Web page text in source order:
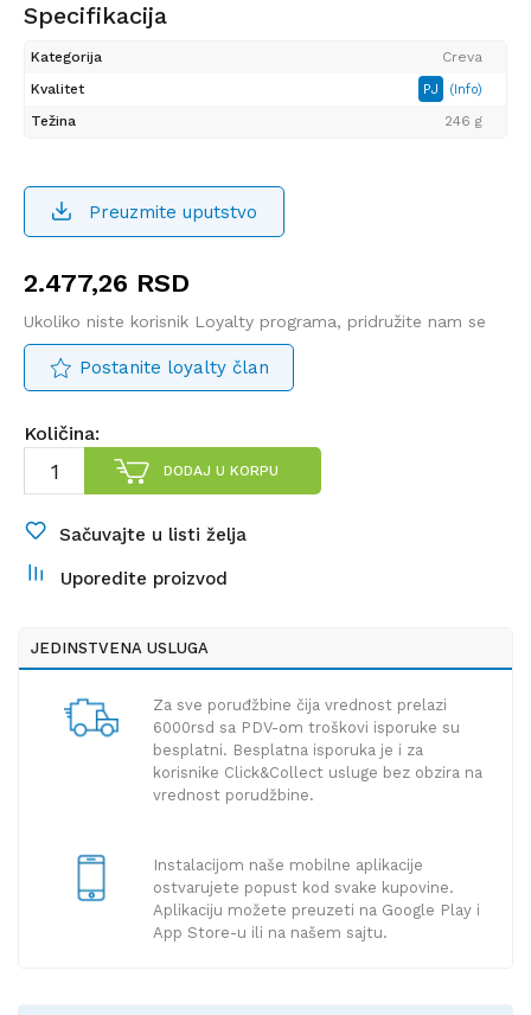
Specifikacija
Kategorija
Creva
Kvalitet
PJ (Info)
Težina 246 g
Preuzmite uputstvo
2.477,26 RSD
Ukoliko niste korisnik Loyalty programa, pridružite nam se
Postanite loyalty član
Količina:
DODAJ U KORPU
Sačuvajte u listi želja
Uporedite proizvod
JEDINSTVENA USLUGA
Za sve poruđžbine čija vrednost prelazi
6000rsd sa PDV-om troškovi isporuke su
besplatni. Besplatna isporuka je i za
korisnike Click&Collect usluge bez obzira na
vrednost porudžbine.
Instalacijom naše mobilne aplikacije
ostvarujete popust kod svake kupovine.
Aplikaciju možete preuzeti na Google Play i
App Store-u ili na našem sajtu.